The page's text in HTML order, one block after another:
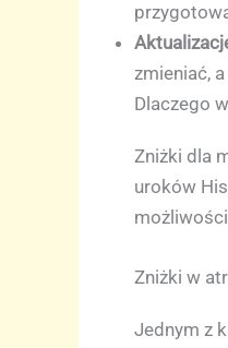
zmieniać,
Dlaczego
Zniżki dla
uroków
Zniżki w
Jednym z